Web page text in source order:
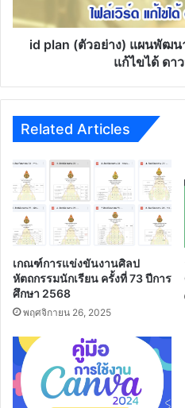
ฟรี
ไฟล์
เวิร์ดid plan (ตัวอย่าง) แผนพัฒน
แก้ไขได้ ดา
Related Articles
เกณฑ์การแข่งขันงานศิลป
หัตถกรรมนักเรียน ครั้งที่ 73 ปีการ
ศึกษา 2568
พฤศจิกายน 26, 2025